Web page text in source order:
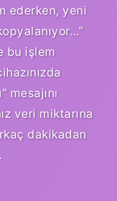
ederken, yeni
bu işlem
mesajını
veri miktarına
dakikadan